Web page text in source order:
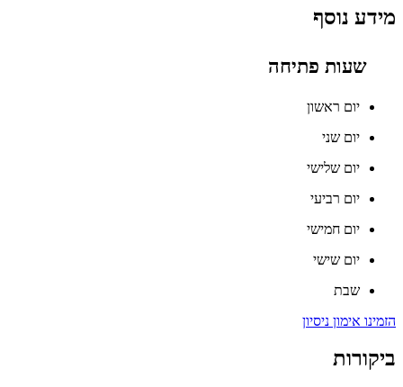
מידע נוסף
שעות פתיחה
יום ראשון
יום שני
יום שלישי
יום רביעי
יום חמישי
יום שישי
שבת
הזמינו אימון ניסיון
ביקורות